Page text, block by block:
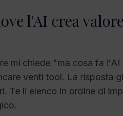
l'AI crea
mi chiede "ma cosa fa l'AI
venti tool. La risposta
Te li elenco in ordine di